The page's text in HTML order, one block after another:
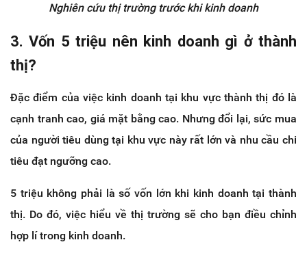
Nghiên cứu thị trường trước khi kinh doanh
3. Vốn 5 triệu nên kinh doanh gì ở thành
thị?
Đặc điểm của việc kinh doanh tại khu vực thành thị đó là
cạnh tranh cao, giá mặt bằng cao. Nhưng đổi lại, sức mua
của người tiêu dùng tại khu vực này rất lớn và nhu cầu chi
tiêu đạt ngưỡng cao.
5 triệu không phải là số vốn lớn khi kinh doanh tại thành
thị. Do đó, việc hiểu về thị trường sẽ cho bạn điều chỉnh
hợp lí trong kinh doanh.